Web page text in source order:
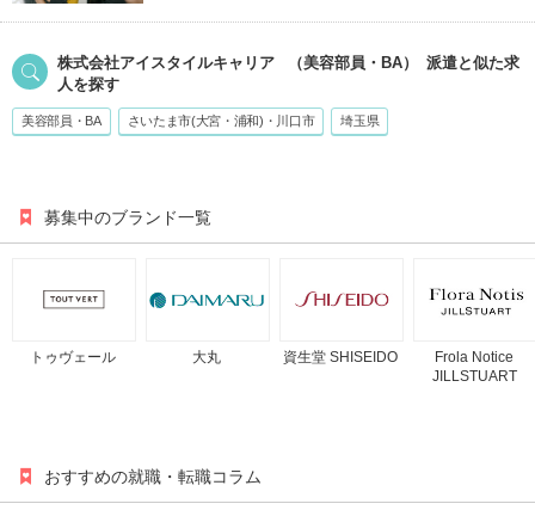
株式会社アイスタイルキャリア （美容部員・BA） 派遣と似た求
人を探す
美容部員・BA さいたま市(大宮・浦和)・川口市 埼玉県
募集中のブランド一覧
トゥヴェール 大丸 資生堂 SHISEIDO
Frola Notice
JILLSTUART
おすすめの就職・転職コラム